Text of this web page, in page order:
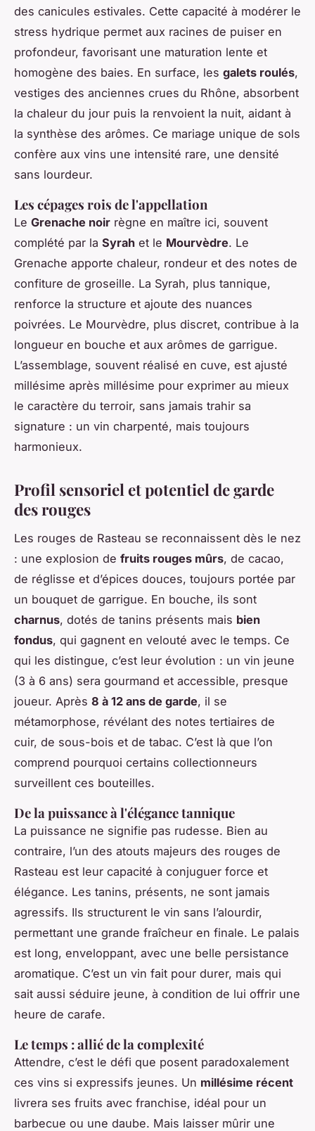
des canicules estivales. Cette capacité à modérer le
stress hydrique permet aux racines de puiser en
profondeur, favorisant une maturation lente et
homogène des baies. En surface, les galets roulés,
vestiges des anciennes crues du Rhône, absorbent
la chaleur du jour puis la renvoient la nuit, aidant à
la synthèse des arômes. Ce mariage unique de sols
confère aux vins une intensité rare, une densité
sans lourdeur.
Les cépages rois de l'appellation
Le Grenache noir règne en maître ici, souvent
complété par la Syrah et le Mourvèdre. Le
Grenache apporte chaleur, rondeur et des notes de
confiture de groseille. La Syrah, plus tannique,
renforce la structure et ajoute des nuances
poivrées. Le Mourvèdre, plus discret, contribue à la
longueur en bouche et aux arômes de garrigue.
L’assemblage, souvent réalisé en cuve, est ajusté
millésime après millésime pour exprimer au mieux
le caractère du terroir, sans jamais trahir sa
signature : un vin charpenté, mais toujours
harmonieux.
Profil sensoriel et potentiel de garde
des rouges
Les rouges de Rasteau se reconnaissent dès le nez
: une explosion de fruits rouges mûrs, de cacao,
de réglisse et d’épices douces, toujours portée par
un bouquet de garrigue. En bouche, ils sont
charnus, dotés de tanins présents mais bien
fondus, qui gagnent en velouté avec le temps. Ce
qui les distingue, c’est leur évolution : un vin jeune
(3 à 6 ans) sera gourmand et accessible, presque
joueur. Après 8 à 12 ans de garde, il se
métamorphose, révélant des notes tertiaires de
cuir, de sous-bois et de tabac. C’est là que l’on
comprend pourquoi certains collectionneurs
surveillent ces bouteilles.
De la puissance à l'élégance tannique
La puissance ne signifie pas rudesse. Bien au
contraire, l’un des atouts majeurs des rouges de
Rasteau est leur capacité à conjuguer force et
élégance. Les tanins, présents, ne sont jamais
agressifs. Ils structurent le vin sans l’alourdir,
permettant une grande fraîcheur en finale. Le palais
est long, enveloppant, avec une belle persistance
aromatique. C’est un vin fait pour durer, mais qui
sait aussi séduire jeune, à condition de lui offrir une
heure de carafe.
Le temps : allié de la complexité
Attendre, c’est le défi que posent paradoxalement
ces vins si expressifs jeunes. Un millésime récent
livrera ses fruits avec franchise, idéal pour un
barbecue ou une daube. Mais laisser mûrir une